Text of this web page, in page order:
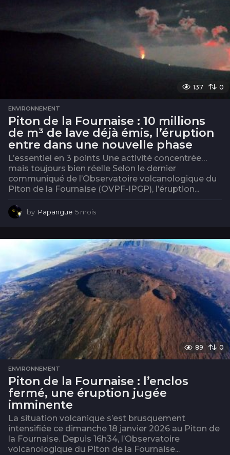
137 0
ENVIRONNEMENT
Piton de la Fournaise : 10 millions
de m³ de lave déjà émis, l’éruption
entre dans une nouvelle phase
L’essentiel en 3 points Une activité concentrée…
mais toujours bien réelle Selon le dernier
communiqué de l’Observatoire volcanologique du
Piton de la Fournaise (OVPF-IPGP), l’éruption...
by Papangue 5 mois
i
s
89 0
ENVIRONNEMENT
Piton de la Fournaise : l’enclos
fermé, une éruption jugée
imminente
La situation volcanique s’est brusquement
intensifiée ce dimanche 18 janvier 2026 au Piton de
la Fournaise. Depuis 16h34, l’Observatoire
volcanologique du Piton de la Fournaise...